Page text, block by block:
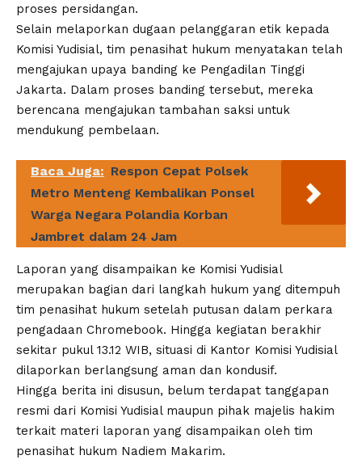
proses persidangan.
Selain melaporkan dugaan pelanggaran etik kepada
Komisi Yudisial, tim penasihat hukum menyatakan telah
mengajukan upaya banding ke Pengadilan Tinggi
Jakarta. Dalam proses banding tersebut, mereka
berencana mengajukan tambahan saksi untuk
mendukung pembelaan.
Baca Juga: Respon Cepat Polsek
Metro Menteng Kembalikan Ponsel
Warga Negara Polandia Korban
Jambret dalam 24 Jam
Laporan yang disampaikan ke Komisi Yudisial
merupakan bagian dari langkah hukum yang ditempuh
tim penasihat hukum setelah putusan dalam perkara
pengadaan Chromebook. Hingga kegiatan berakhir
sekitar pukul 13.12 WIB, situasi di Kantor Komisi Yudisial
dilaporkan berlangsung aman dan kondusif.
Hingga berita ini disusun, belum terdapat tanggapan
resmi dari Komisi Yudisial maupun pihak majelis hakim
terkait materi laporan yang disampaikan oleh tim
penasihat hukum Nadiem Makarim.